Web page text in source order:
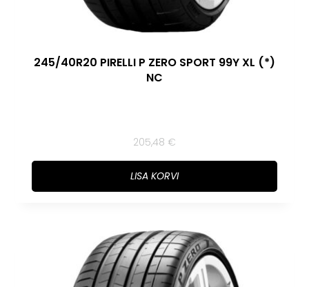
245/40R20 PIRELLI P ZERO SPORT 99Y XL (*)
NC
205,48 €
LISA KORVI